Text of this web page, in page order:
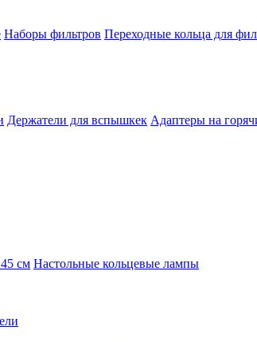
Наборы фильтров Переходные кольца для
Держатели для вспышкек Адаптеры на
см Настольные кольцевые лампы